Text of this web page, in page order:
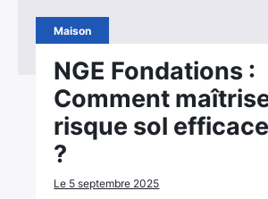
Maison
NGE Fondations :
Comment
risque sol
?
Le 5 septembre 2025